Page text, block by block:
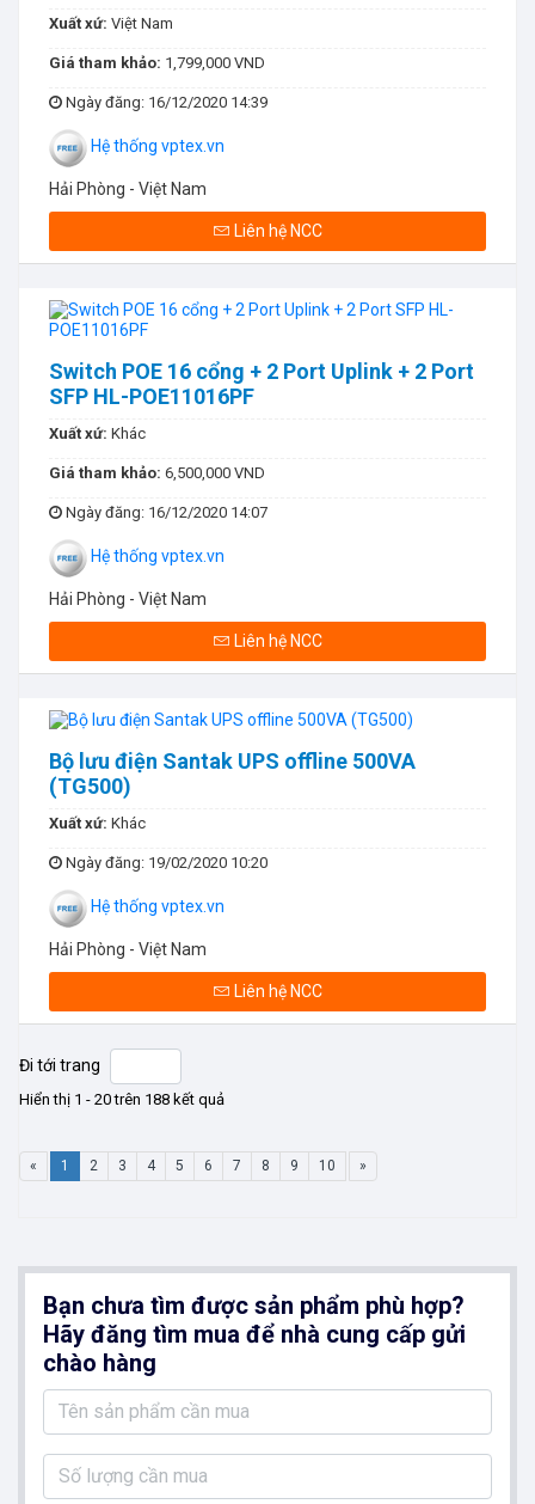
Xuất xứ: Việt Nam
Giá tham khảo: 1,799,000 VND
Ngày đăng: 16/12/2020 14:39
Hệ thống vptex.vn
Hải Phòng - Việt Nam
Liên hệ NCC
Switch POE 16 cổng + 2 Port Uplink + 2 Port
SFP HL-POE11016PF
Xuất xứ: Khác
Giá tham khảo: 6,500,000 VND
Ngày đăng: 16/12/2020 14:07
Hệ thống vptex.vn
Hải Phòng - Việt Nam
Liên hệ NCC
Bộ lưu điện Santak UPS offline 500VA
(TG500)
Xuất xứ: Khác
Ngày đăng: 19/02/2020 10:20
Hệ thống vptex.vn
Hải Phòng - Việt Nam
Liên hệ NCC
« 1 2 3 4 5 6 7 8 9 10 »
Hiển thị 1 - 20 trên 188 kết quả
Đi tới trang
Bạn chưa tìm được sản phẩm phù hợp?
Hãy đăng tìm mua để nhà cung cấp gửi
chào hàng